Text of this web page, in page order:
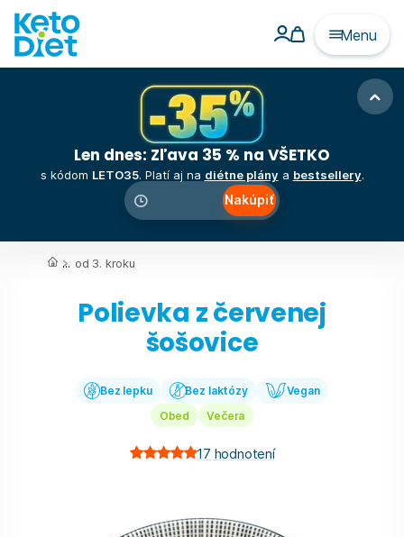
Menu
Len dnes: Zľava 35 % na VŠETKO
s kódom LETO35. Platí aj na diétne plány a bestsellery.
Nakúpiť
... od 3. kroku
Polievka z červenej
šošovice
17 hodnotení
Bez lepku Bez laktózy
Vegan
Obed
Večera